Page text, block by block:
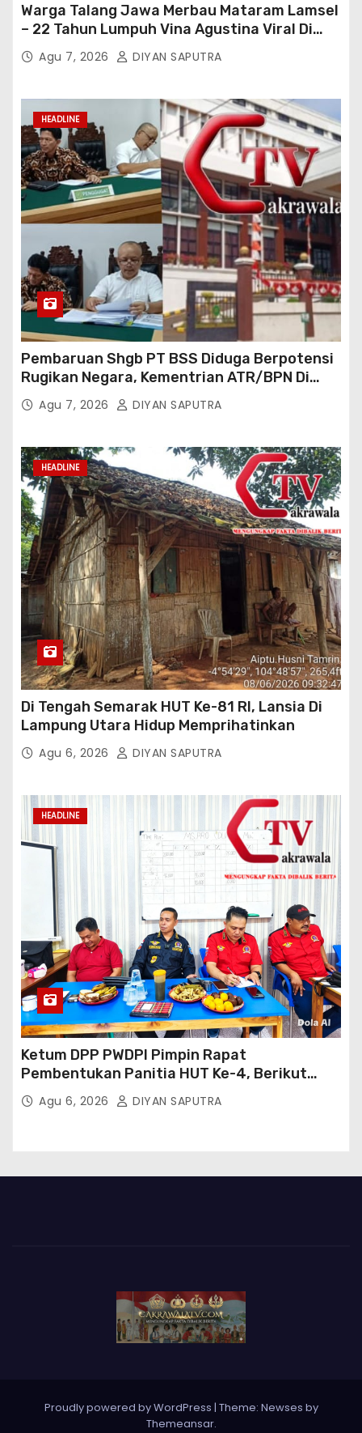
Warga Talang Jawa Merbau Mataram Lamsel
– 22 Tahun Lumpuh Vina Agustina Viral Di
Tiktok Inginkan Kursi Roda Listrik, Kepala
Perwakilan Provinsi Lampung Media
Bertindak
Agu 7, 2026 DIYAN SAPUTRA
HEADLINE
Pembaruan Shgb PT BSS Diduga Berpotensi
Rugikan Negara, Kementrian ATR/BPN Di
Gugat Di PTUN Jakarta
Agu 7, 2026 DIYAN SAPUTRA
HEADLINE
Di Tengah Semarak HUT Ke-81 RI, Lansia Di
Lampung Utara Hidup Memprihatinkan
Agu 6, 2026 DIYAN SAPUTRA
HEADLINE
Ketum DPP PWDPI Pimpin Rapat
Pembentukan Panitia HUT Ke-4, Berikut
Susunan Dan Rangkaian Kegiatannya
Agu 6, 2026 DIYAN SAPUTRA
Proudly powered by WordPress | Theme: Newses by
Themeansar.